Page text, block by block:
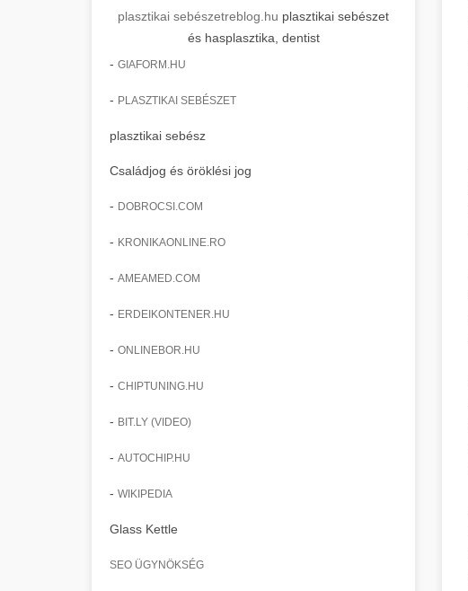
plasztikai sebészetreblog.hu plasztikai sebészet
és hasplasztika, dentist
- GIAFORM.HU
- PLASZTIKAI SEBÉSZET
plasztikai sebész
Családjog és öröklési jog
- DOBROCSI.COM
- KRONIKAONLINE.RO
- AMEAMED.COM
- ERDEIKONTENER.HU
- ONLINEBOR.HU
- CHIPTUNING.HU
- BIT.LY (VIDEO)
- AUTOCHIP.HU
- WIKIPEDIA
Glass Kettle
SEO ÜGYNÖKSÉG